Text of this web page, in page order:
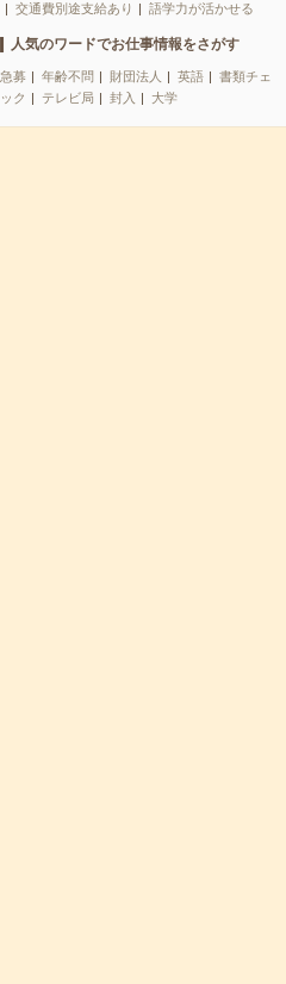
交通費別途支給あり
語学力が活かせる
人気のワードでお仕事情報をさがす
急募 年齢不問 財団法人 英語
書類チェ
ック
テレビ局 封入 大学